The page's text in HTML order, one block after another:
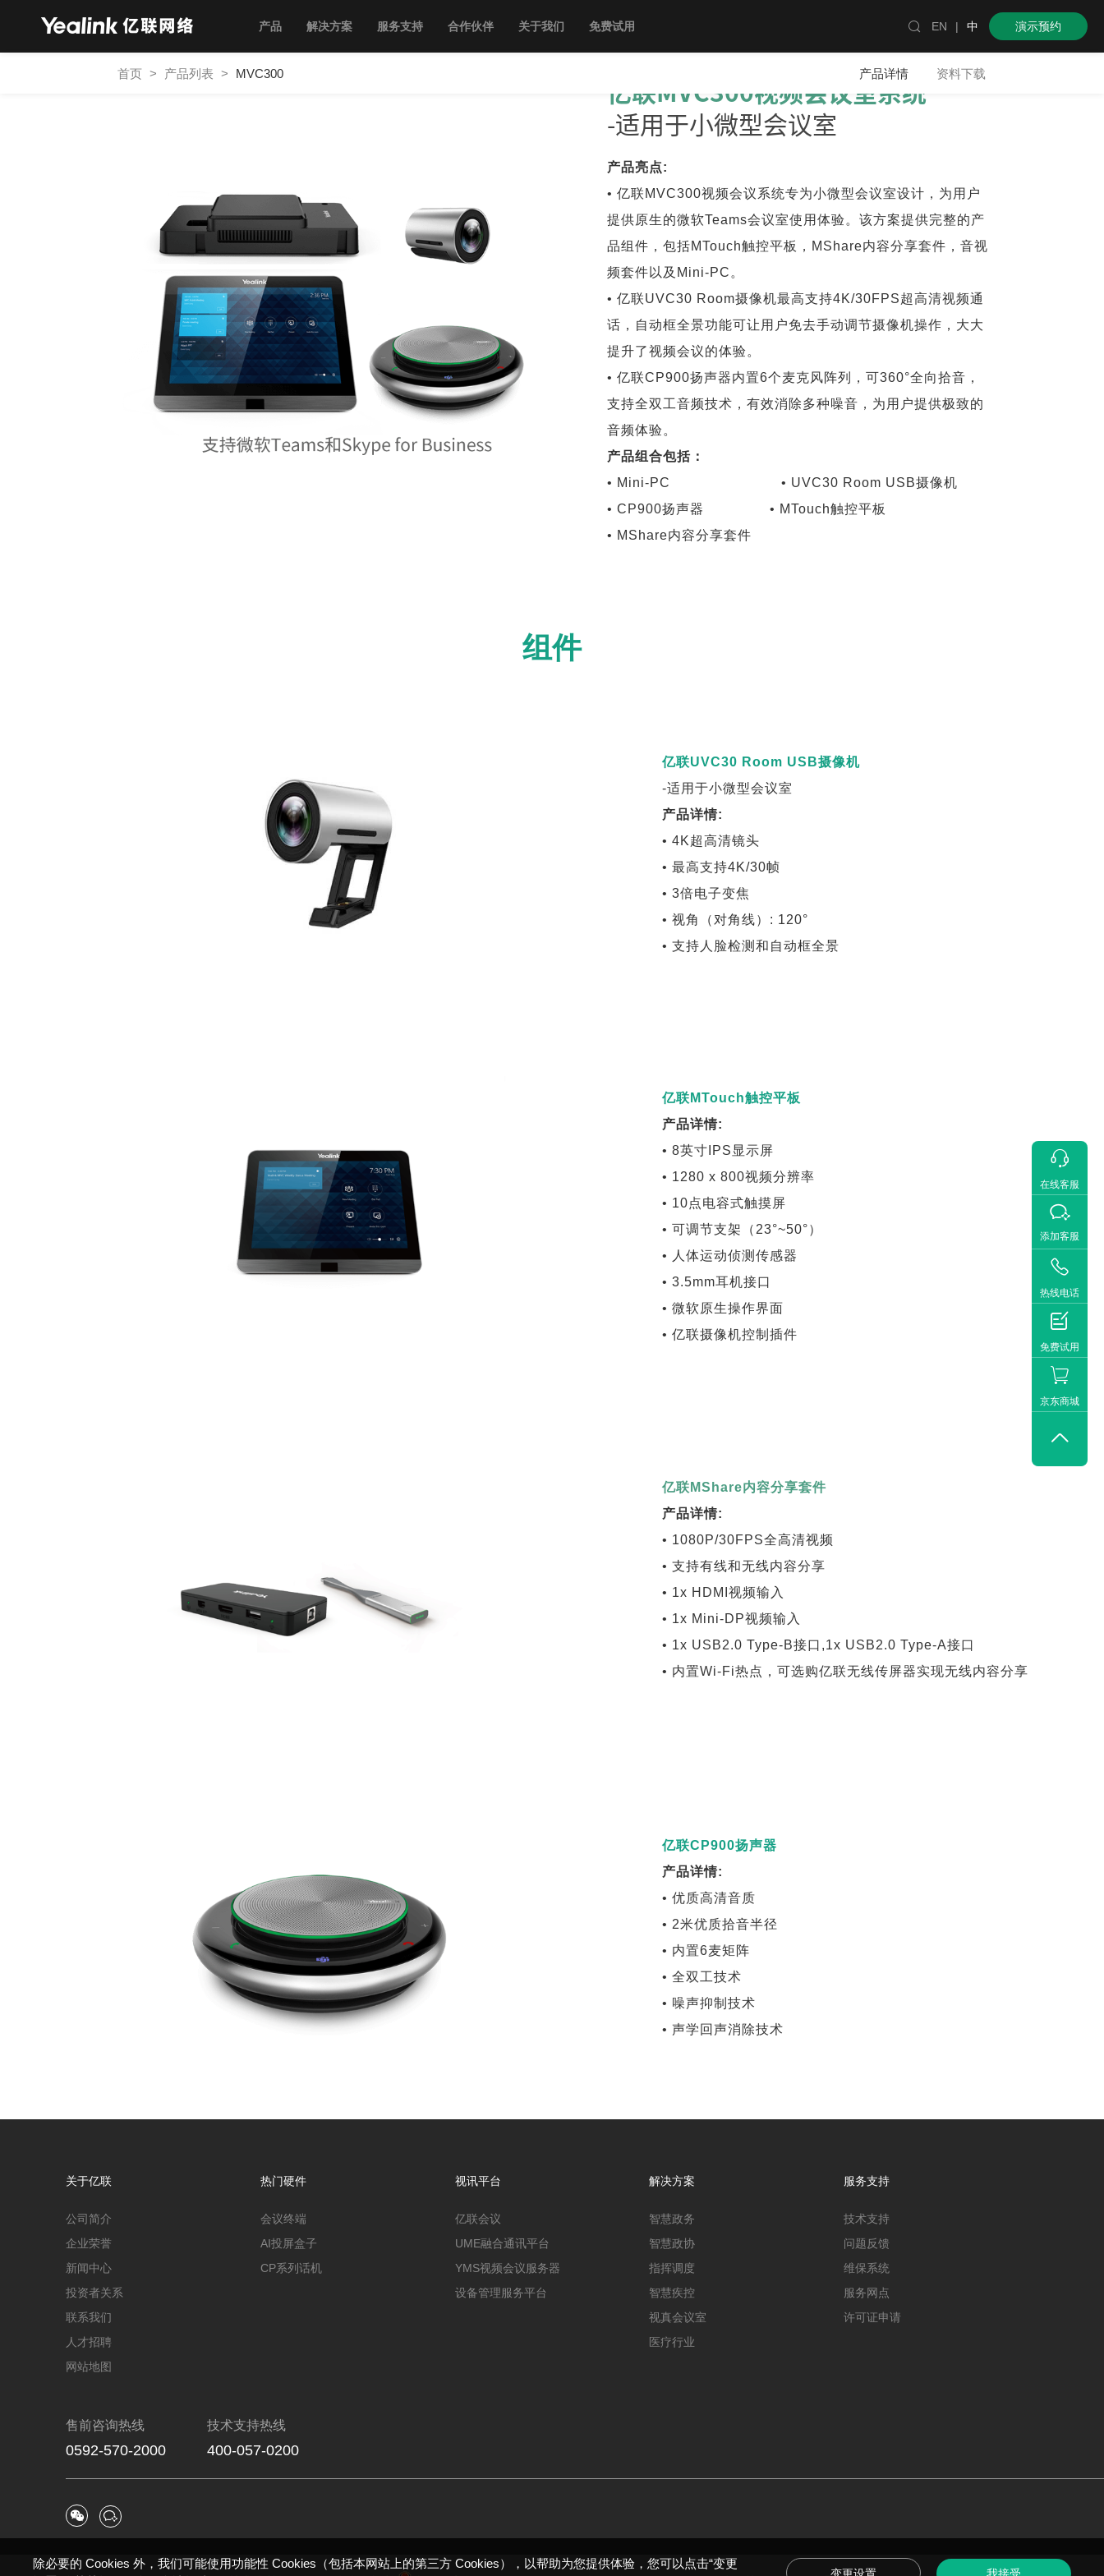
产品 解决方案 服务支持 合作伙伴 关于我们 免费试用  EN | 中 演示预约
首页 > 产品列表 > MVC300 产品详情 资料下载
亿联MVC300视频会议室系统
-适用于小微型会议室
产品亮点:
• 亿联MVC300视频会议系统专为小微型会议室设计，为用户
提供原生的微软Teams会议室使用体验。该方案提供完整的产
品组件，包括MTouch触控平板，MShare内容分享套件，音视
频套件以及Mini-PC。
• 亿联UVC30 Room摄像机最高支持4K/30FPS超高清视频通
话，自动框全景功能可让用户免去手动调节摄像机操作，大大
提升了视频会议的体验。
• 亿联CP900扬声器内置6个麦克风阵列，可360°全向拾音，
支持全双工音频技术，有效消除多种噪音，为用户提供极致的
音频体验。
产品组合包括：
• Mini-PC • UVC30 Room USB摄像机
• CP900扬声器 • MTouch触控平板
• MShare内容分享套件
组件
亿联UVC30 Room USB摄像机
-适用于小微型会议室
产品详情:
• 4K超高清镜头
• 最高支持4K/30帧
• 3倍电子变焦
• 视角（对角线）: 120°
• 支持人脸检测和自动框全景
亿联MTouch触控平板
产品详情:
• 8英寸IPS显示屏
• 1280 x 800视频分辨率
• 10点电容式触摸屏
• 可调节支架（23°~50°）
• 人体运动侦测传感器
• 3.5mm耳机接口
• 微软原生操作界面
• 亿联摄像机控制插件
亿联MShare内容分享套件
产品详情:
• 1080P/30FPS全高清视频
• 支持有线和无线内容分享
• 1x HDMI视频输入
• 1x Mini-DP视频输入
• 1x USB2.0 Type-B接口,1x USB2.0 Type-A接口
• 内置Wi-Fi热点，可选购亿联无线传屏器实现无线内容分享
亿联CP900扬声器
产品详情:
• 优质高清音质
• 2米优质拾音半径
• 内置6麦矩阵
• 全双工技术
• 噪声抑制技术
• 声学回声消除技术

在线客服

添加客服

热线电话

免费试用
京东商城

关于亿联
公司简介
企业荣誉
新闻中心
投资者关系
联系我们
人才招聘
网站地图
热门硬件
会议终端
AI投屏盒子
CP系列话机
视讯平台
亿联会议
UME融合通讯平台
YMS视频会议服务器
设备管理服务平台
解决方案
智慧政务
智慧政协
指挥调度
智慧疾控
视真会议室
医疗行业
服务支持
技术支持
问题反馈
维保系统
服务网点
许可证申请
售前咨询热线
0592-570-2000
技术支持热线
400-057-0200
 
除必要的 Cookies 外，我们可能使用功能性 Cookies（包括本网站上的第三方 Cookies），以帮助为您提供体验，您可以点击“变更
变更设置 我接受